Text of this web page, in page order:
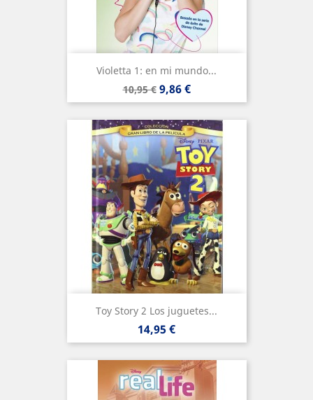
Violetta 1: en mi mundo...
Precio
base
10,95 € Precio
9,86 €
Toy Story 2 Los juguetes...
Precio
14,95 €